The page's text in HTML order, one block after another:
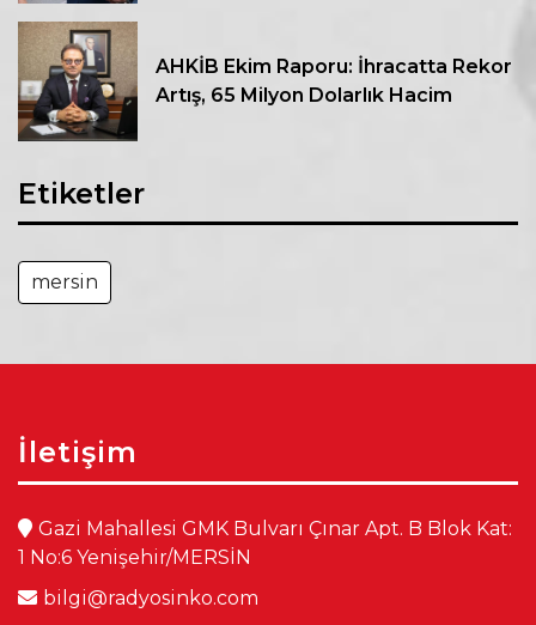
AHKİB Ekim Raporu: İhracatta Rekor
Artış, 65 Milyon Dolarlık Hacim
Etiketler
mersin
İletişim
Gazi Mahallesi GMK Bulvarı Çınar Apt. B Blok Kat:
1 No:6 Yenişehir/MERSİN
bilgi@radyosinko.com